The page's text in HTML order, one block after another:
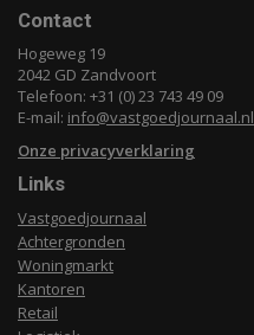
Contact
Hogeweg 19
2042 GD Zandvoort
Telefoon: +31 (0) 23 743 49 09
E-mail: info@vastgoedjournaal.nl
Onze privacyverklaring
Links
Vastgoedjournaal
Achtergronden
Woningmarkt
Kantoren
Retail